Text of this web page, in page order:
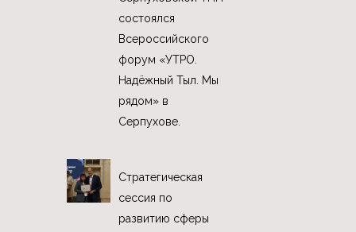
состоялся
Всероссийского
форум «УТРО.
Надёжный Тыл. Мы
рядом» в
Серпухове.
Стратегическая
сессия по
развитию сферы